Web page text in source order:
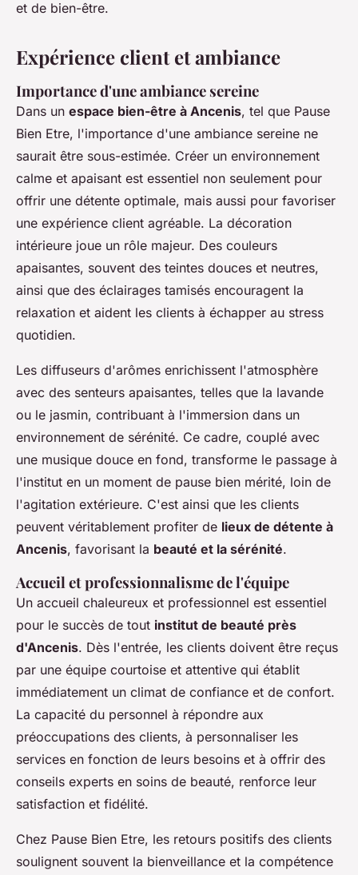
et de bien-être.
Expérience client et ambiance
Importance d'une ambiance sereine
Dans un espace bien-être à Ancenis, tel que Pause
Bien Etre, l'importance d'une ambiance sereine ne
saurait être sous-estimée. Créer un environnement
calme et apaisant est essentiel non seulement pour
offrir une détente optimale, mais aussi pour favoriser
une expérience client agréable. La décoration
intérieure joue un rôle majeur. Des couleurs
apaisantes, souvent des teintes douces et neutres,
ainsi que des éclairages tamisés encouragent la
relaxation et aident les clients à échapper au stress
quotidien.
Les diffuseurs d'arômes enrichissent l'atmosphère
avec des senteurs apaisantes, telles que la lavande
ou le jasmin, contribuant à l'immersion dans un
environnement de sérénité. Ce cadre, couplé avec
une musique douce en fond, transforme le passage à
l'institut en un moment de pause bien mérité, loin de
l'agitation extérieure. C'est ainsi que les clients
peuvent véritablement profiter de lieux de détente à
Ancenis, favorisant la beauté et la sérénité.
Accueil et professionnalisme de l'équipe
Un accueil chaleureux et professionnel est essentiel
pour le succès de tout institut de beauté près
d'Ancenis. Dès l'entrée, les clients doivent être reçus
par une équipe courtoise et attentive qui établit
immédiatement un climat de confiance et de confort.
La capacité du personnel à répondre aux
préoccupations des clients, à personnaliser les
services en fonction de leurs besoins et à offrir des
conseils experts en soins de beauté, renforce leur
satisfaction et fidélité.
Chez Pause Bien Etre, les retours positifs des clients
soulignent souvent la bienveillance et la compétence